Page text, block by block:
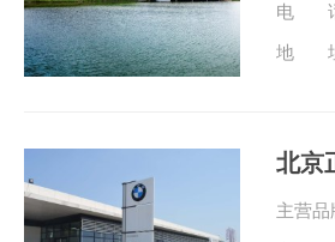
电
地
北京
主营品